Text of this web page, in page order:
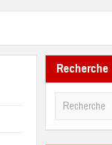
Recherche